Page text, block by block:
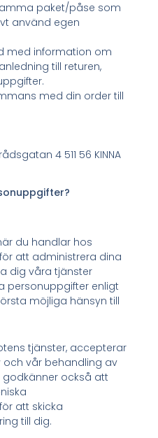
paket/påse som
använd egen
med information om
till returen,
med din order till
4 511 56 KINNA
du handlar hos
att administrera dina
dig våra tjänster
personuppgifter enligt
möjliga hänsyn till
tjänster, accepterar
vår behandling av
godkänner också att
att skicka
till dig.